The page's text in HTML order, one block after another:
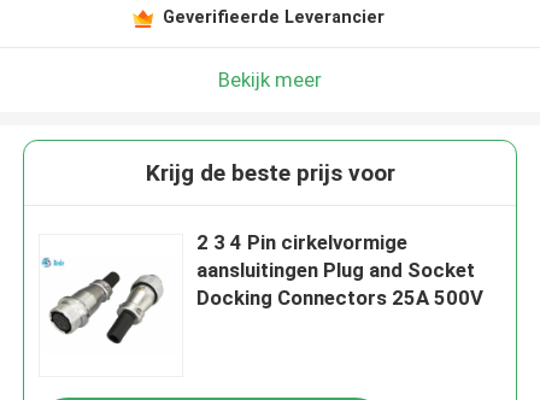
Geverifieerde Leverancier
Bekijk meer
Krijg de beste prijs voor
2 3 4 Pin cirkelvormige
aansluitingen Plug and Socket
Docking Connectors 25A 500V